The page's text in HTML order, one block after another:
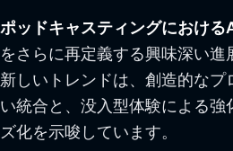
ポッドキャスティングにおける
をさらに再定義する興味深い進
新しいトレンドは、創造的なプ
い統合と、没入型体験による強
ズ化を示唆しています。